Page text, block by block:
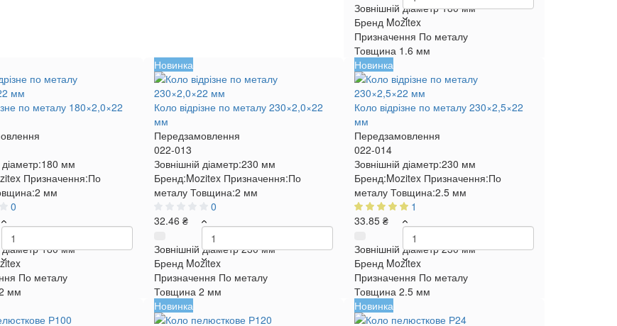
Зовнішній діаметр 180 мм
Бренд Mozitex
Призначення По металу
Товщина 1.6 мм
по металу 180×2,0×22
180 мм
Призначення:По
2 мм
0
180 мм
По металу
мм
Новинка
Коло відрізне по металу 230×2,0×22
мм
Передзамовлення
022-013
Зовнішній діаметр:230 мм
Бренд:Mozitex Призначення:По
металу Товщина:2 мм
0
32.46 ₴
Зовнішній діаметр 230 мм
Бренд Mozitex
Призначення По металу
Товщина 2 мм
Новинка
Коло відрізне по металу 230×2,5×22
мм
Передзамовлення
022-014
Зовнішній діаметр:230 мм
Бренд:Mozitex Призначення:По
металу Товщина:2.5 мм
1
33.85 ₴
Зовнішній діаметр 230 мм
Бренд Mozitex
Призначення По металу
Товщина 2.5 мм
Новинка
Новинка